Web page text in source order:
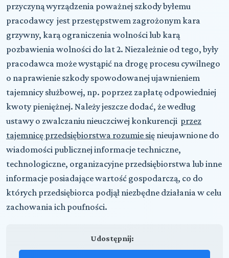
przyczyną wyrządzenia poważnej szkody byłemu
pracodawcy jest przestępstwem zagrożonym kara
grzywny, karą ograniczenia wolności lub karą
pozbawienia wolności do lat 2. Niezależnie od tego, były
pracodawca może wystąpić na drogę procesu cywilnego
o naprawienie szkody spowodowanej ujawnieniem
tajemnicy służbowej, np. poprzez zapłatę odpowiedniej
kwoty pieniężnej. Należy jeszcze dodać, że według
ustawy o zwalczaniu nieuczciwej konkurencji przez
tajemnicę przedsiębiorstwa rozumie się nieujawnione do
wiadomości publicznej informacje techniczne,
technologiczne, organizacyjne przedsiębiorstwa lub inne
informacje posiadające wartość gospodarczą, co do
których przedsiębiorca podjął niezbędne działania w celu
zachowania ich poufności.
Udostępnij: